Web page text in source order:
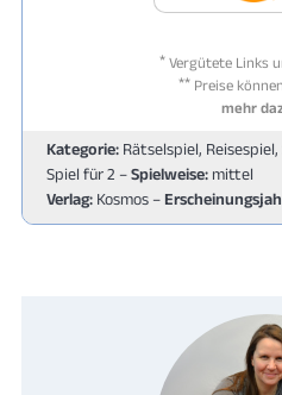
*Vergütete Links
**Preise
mehr
Kategorie: Rätselspiel,
Spiel für 2 –Spielweise: mittel
Verlag: Kosmos –